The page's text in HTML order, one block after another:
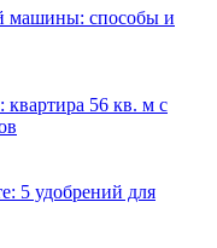
машины: способы и
56 кв. м с
5 удобрений для